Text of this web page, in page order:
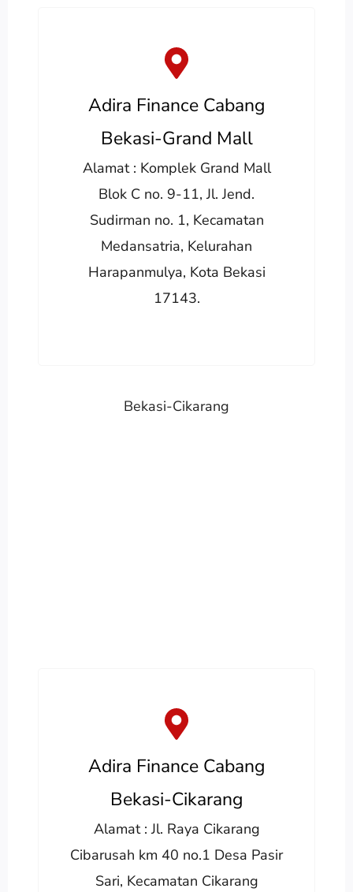
Adira Finance Cabang
Bekasi-Grand Mall
Alamat : Komplek Grand Mall
Blok C no. 9-11, Jl. Jend.
Sudirman no. 1, Kecamatan
Medansatria, Kelurahan
Harapanmulya, Kota Bekasi
17143.
Bekasi-Cikarang
Adira Finance Cabang
Bekasi-Cikarang
Alamat : Jl. Raya Cikarang
Cibarusah km 40 no.1 Desa Pasir
Sari, Kecamatan Cikarang